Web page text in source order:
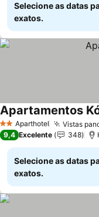
Selecione as datas
exatos.
2 EstrelasAparthotel Vistas
Apartamentos
9,4 Excelente 348
Selecione as datas
exatos.